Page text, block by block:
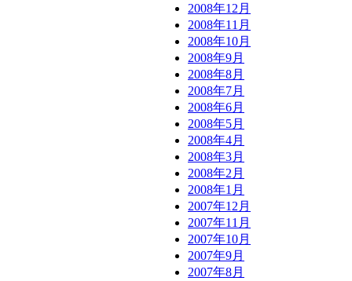
2008年12月
2008年11月
2008年10月
2008年9月
2008年8月
2008年7月
2008年6月
2008年5月
2008年4月
2008年3月
2008年2月
2008年1月
2007年12月
2007年11月
2007年10月
2007年9月
2007年8月